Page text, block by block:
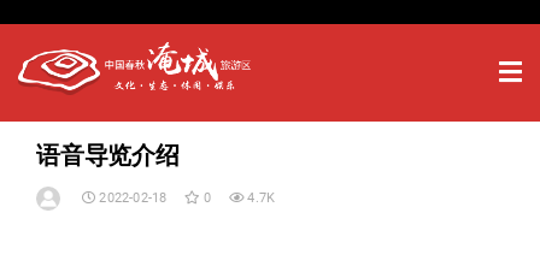
语音导览介绍
2022-02-18 0 4.7K